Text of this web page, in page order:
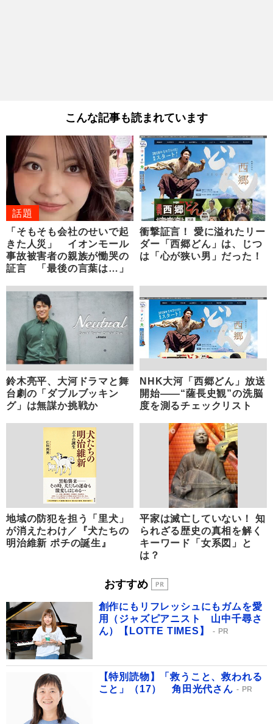
こんな記事も読まれています
話題
「そもそも会社のせいで起
きた人災」 イオンモール
事故被害者の親族が慟哭の
証言 「最後の言葉は…」
衝撃証言！ 愛に溢れたリー
ダー「西郷どん」は、じつ
は「心が狭い男」だった！
鈴木亮平、大河ドラマと舞
台劇の「ダブルブッキン
グ」は無謀か挑戦か
NHK大河「西郷どん」放送
開始――“薩長史観”の洗脳
度を測るチェックリスト
地域の防犯を担う「里犬」
が消えたわけ／『犬たちの
明治維新 ポチの誕生』
平家は滅亡していない！ 知
られざる歴史の真相を解く
キーワード「女系図」と
は？
おすすめ
創作にもリフレッシュにもガムを愛
用（ジャズピアニスト 山中千尋さ
ん）【LOTTE TIMES】
PR
【特別読物】「救うこと、救われる
こと」（17） 角田光代さん
PR